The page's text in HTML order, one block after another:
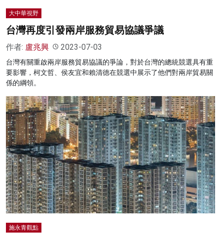
大中華視野
台灣再度引發兩岸服務貿易協議爭議
作者: 盧兆興 2023-07-03
台灣有關重啟兩岸服務貿易協議的爭論，對於台灣的總統競選具有重
要影響，柯文哲、侯友宜和賴清德在競選中展示了他們對兩岸貿易關
係的綱領。
施永青觀點